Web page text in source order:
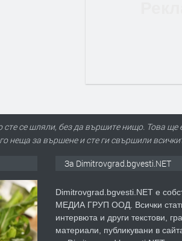
се шляли, без да вършите нищо. Това ще
неща за вършене и сте ги свършили
За Dimitrovgrad.bgvesti.NET
Dimitrovgrad.bgvesti.NET е
МЕДИА ГРУП ООД. Всички
интервюта и други текстови,
материали, публикувани в